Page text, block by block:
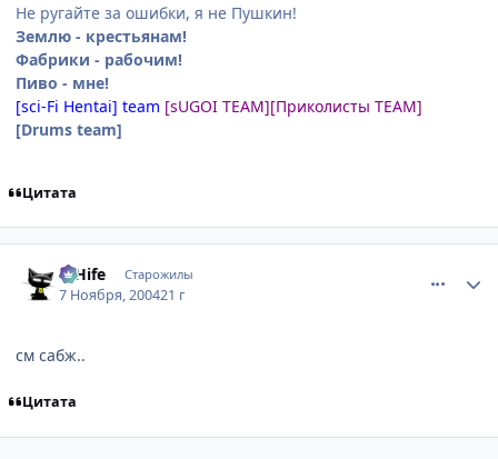
Не ругайте за ошибки, я не Пушкин!
Землю - крестьянам!
Фабрики - рабочим!
Пиво - мне!
[sci-Fi Hentai] team [sUGOI TEAM][Приколисты TEAM]
[Drums team]
Цитата
D'Hife Старожилы
7 Ноября, 200421 г
см сабж..
Цитата